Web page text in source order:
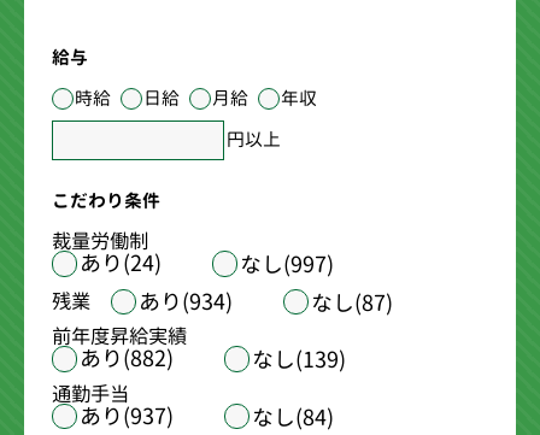
給与
時給
日給 月給
年収
円以上
こだわり条件
裁量労働制
あり(24) なし(997)
残業 あり(934) なし(87)
前年度昇給実績
あり(882) なし(139)
通勤手当
あり(937) なし(84)